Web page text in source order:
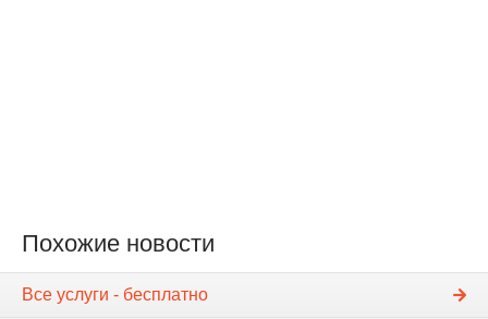
Похожие новости
Все услуги - бесплатно